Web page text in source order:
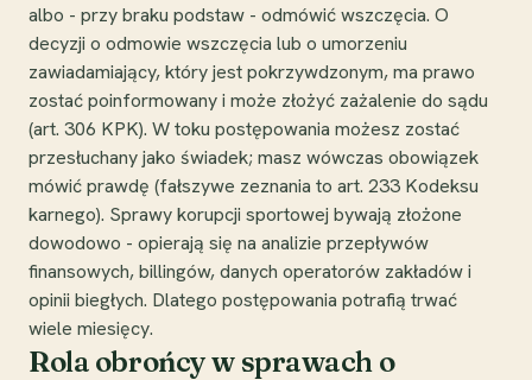
albo - przy braku podstaw - odmówić wszczęcia. O
decyzji o odmowie wszczęcia lub o umorzeniu
zawiadamiający, który jest pokrzywdzonym, ma prawo
zostać poinformowany i może złożyć zażalenie do sądu
(art. 306 KPK). W toku postępowania możesz zostać
przesłuchany jako świadek; masz wówczas obowiązek
mówić prawdę (fałszywe zeznania to art. 233 Kodeksu
karnego). Sprawy korupcji sportowej bywają złożone
dowodowo - opierają się na analizie przepływów
finansowych, billingów, danych operatorów zakładów i
opinii biegłych. Dlatego postępowania potrafią trwać
wiele miesięcy.
Rola obrońcy w sprawach o